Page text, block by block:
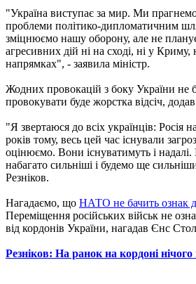
"Україна виступає за мир. Ми
проблеми політико-дипломатичним
зміцнюємо нашу оборону, але не
агресивних дій ні на сході, ні у Криму,
напрямках", - заявила міністр.
Жодних провокацій з боку України не
провокувати буде жорстка відсіч,
"Я звертаюся до всіх українців: Росія
років тому, весь цей час існували
оцінюємо. Вони існуватимуть і
набагато сильніші і будемо ще
Резніков.
Нагадаємо, що НАТО не бачить ознак
Переміщення російських військ не
від кордонів України, нагадав Єнс
Резніков: На ранок на кордоні